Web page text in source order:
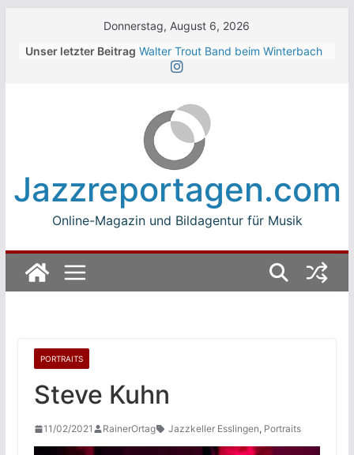
Donnerstag, August 6, 2026
Unser letzter Beitrag Walter Trout Band beim Winterbach
Zeltspektakel 2026
Jean-Michel Jarre bei den jazz open
Modena auf der Piazza Roma 2026
Beth Hart
Luca Carboni bei den jazz open
Modena auf der Piazza Roma 2026
Jazzreportagen.com
Online-Magazin und Bildagentur für Musik
PORTRAITS
Steve Kuhn
11/02/2021 RainerOrtag Jazzkeller Esslingen, Portraits